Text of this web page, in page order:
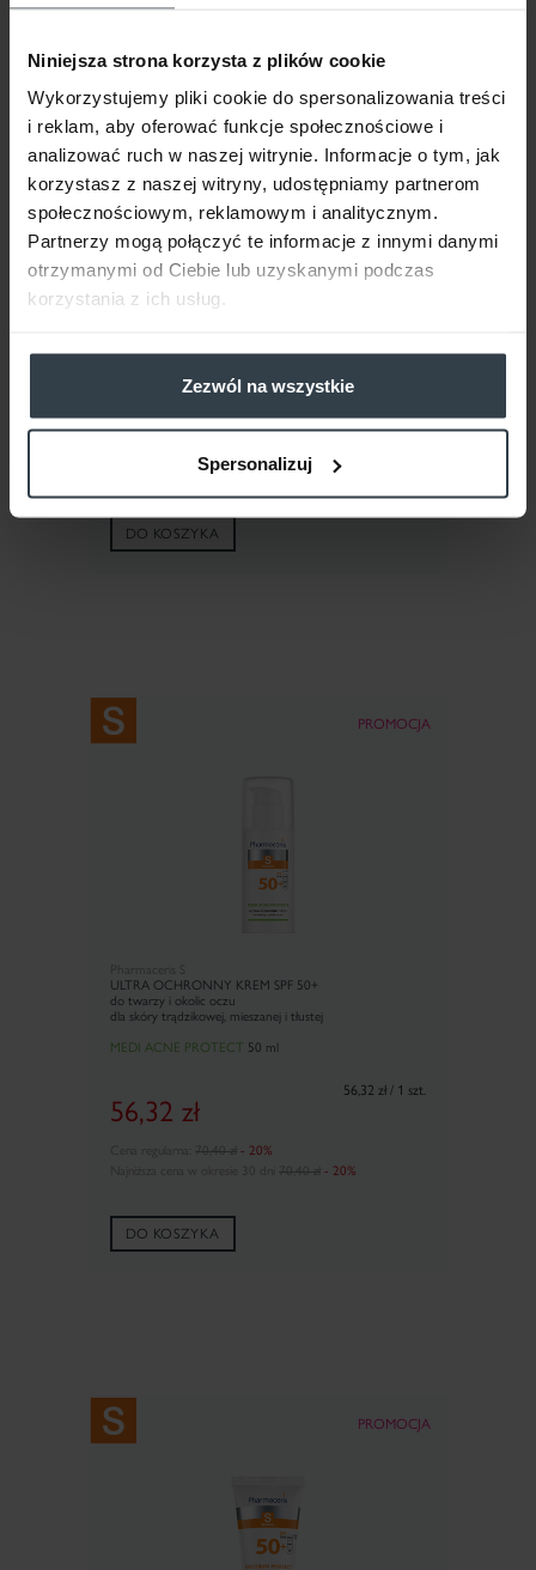
Niniejsza strona korzysta z plików cookie
Wykorzystujemy pliki cookie do spersonalizowania treści
i reklam, aby oferować funkcje społecznościowe i
analizować ruch w naszej witrynie. Informacje o tym, jak
korzystasz z naszej witryny, udostępniamy partnerom
społecznościowym, reklamowym i analitycznym.
Partnerzy mogą połączyć te informacje z innymi danymi
otrzymanymi od Ciebie lub uzyskanymi podczas
korzystania z ich usług.
Zezwól na wszystkie
Spersonalizuj
Pharmaceris S
SPF 50+ do twarzy
56,32 zł
56,32 zł / 1 szt.
Najniższa cena w okresie 30 dni70,40 zł - 20%
DO KOSZYKA
PROMOCJA
ULTRA OCHRONNY KREM SPF 50+
do twarzy i okolic oczu
dla skóry trądzikowej, mieszanej i tłustej
MEDI ACNE PROTECT 50 ml
56,32 zł
56,32 zł / 1 szt.
70,40 zł - 20%
Najniższa cena w okresie 30 dni 70,40 zł - 20%
DO KOSZYKA
PROMOCJA